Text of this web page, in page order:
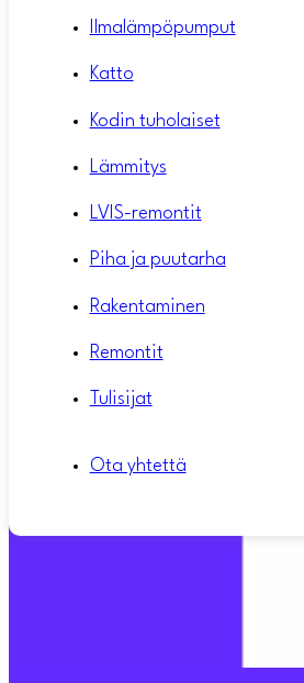
Ilmalämpöpumput
Katto
Kodin tuholaiset
Lämmitys
LVIS-remontit
Piha ja puutarha
Rakentaminen
Remontit
Tulisijat
Ota yhtettä